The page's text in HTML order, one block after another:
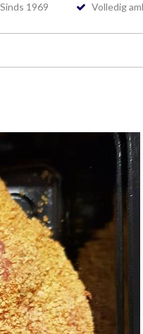
Sinds 1969 Volledig